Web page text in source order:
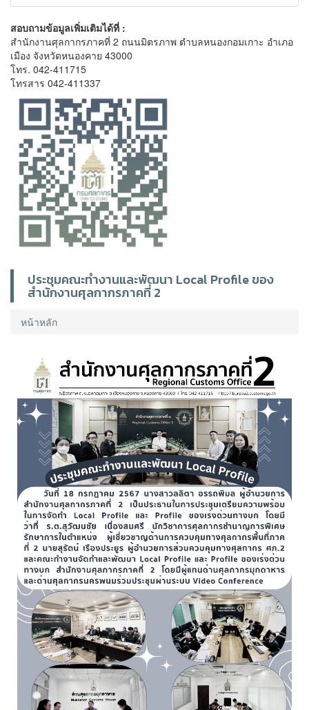
สอบถามข้อมูลเพิ่มเติมได้ที่ :
สำนักงานศุลกากรภาคที่ 2 ถนนมิตรภาพ ตำบลหนองกอมเกาะ อำเภอ
เมือง จังหวัดหนองคาย 43000
โทร. 042-411715
โทรสาร 042-411337
ประชุมคณะทำงานและพัฒนา Local Profile ของ
สำนักงานศุลกากรภาคที่ 2
หน้าหลัก